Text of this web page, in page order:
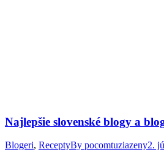
Najlepšie slovenské blogy a
Blogeri, ReceptyBy pocomtuziazeny2.